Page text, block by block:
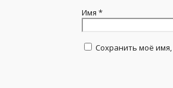
Имя *
Сохранить моё